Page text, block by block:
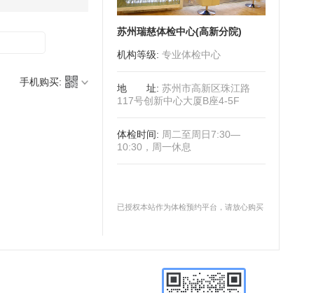
手机购买:
苏州瑞慈体检中心(高新分院)
机构等级: 专业体检中心
地址: 苏州市高新区珠江路
117号创新中心大厦B座4-5F
体检时间: 周二至周日7:30—
10:30，周一休息
已授权本站作为体检预约平台，请放心购买